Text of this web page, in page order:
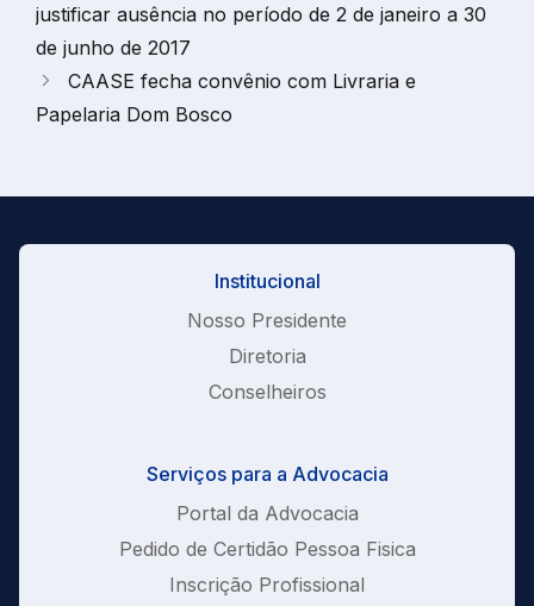
justificar ausência no período de 2 de janeiro a 30
de junho de 2017
CAASE fecha convênio com Livraria e
Papelaria Dom Bosco
Institucional
Nosso Presidente
Diretoria
Conselheiros
Serviços para a Advocacia
Portal da Advocacia
Pedido de Certidão Pessoa Fisica
Inscrição Profissional